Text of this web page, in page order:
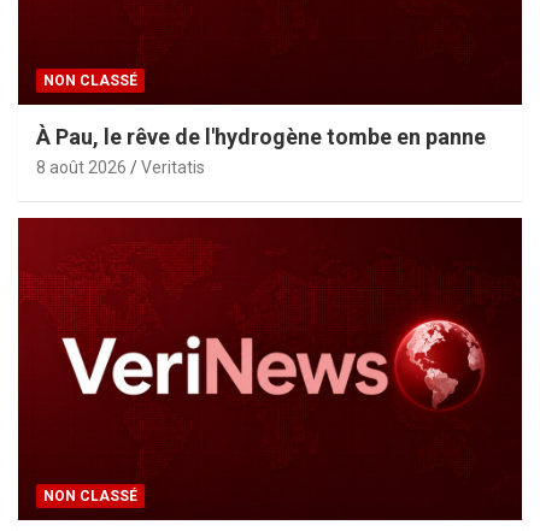
NON CLASSÉ
À Pau, le rêve de l'hydrogène tombe en panne
8 août 2026 Veritatis
NON CLASSÉ